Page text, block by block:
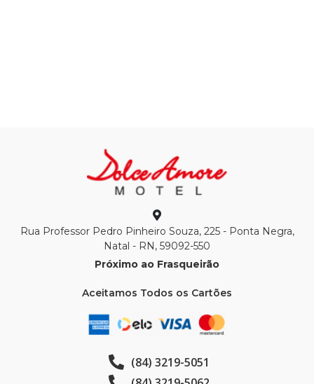
Rua Professor Pedro Pinheiro Souza, 225 - Ponta Negra,
Natal - RN, 59092-550
Próximo ao Frasqueirão
Aceitamos Todos os Cartões
(84) 3219-5051